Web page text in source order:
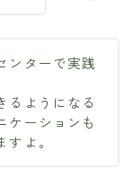
ンターで実践
るようになる
ケーションも
よ。